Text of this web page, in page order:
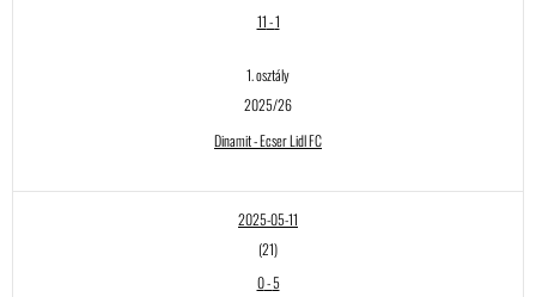
11-1
1. osztály
2025/26
Dinamit - Ecser Lidl FC
2025-05-11
(21)
0-5